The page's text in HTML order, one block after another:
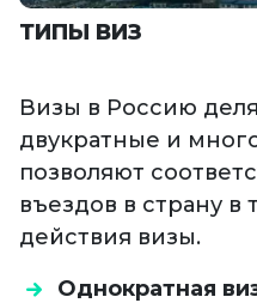
ТИПЫ ВИЗ
Визы в Россию
двукратные и
позволяют
въездов в страну в
действия визы.
Однократная